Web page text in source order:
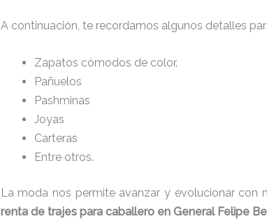
A continuación, te recordamos algunos detalles
Zapatos cómodos de color.
Pañuelos
Pashminas
Joyas
Carteras
Entre otros.
La moda nos permite avanzar y evolucionar con
renta de trajes para caballero en General Felipe